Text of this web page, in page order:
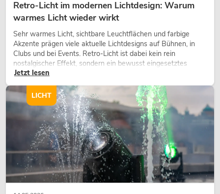
Retro-Licht im modernen Lichtdesign: Warum
warmes Licht wieder wirkt
Sehr warmes Licht, sichtbare Leuchtflächen und farbige
Akzente prägen viele aktuelle Lichtdesigns auf Bühnen, in
Clubs und bei Events. Retro-Licht ist dabei kein rein
nostalgischer Effekt, sondern ein bewusst eingesetztes
Gestaltungsmittel: Es schafft Atmosphäre, gibt Szenen
wirken lassen.
Jetzt lesen
LICHT